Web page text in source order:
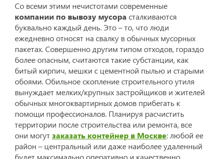
Со всеми этими нечистотами современные
компании по вывозу мусора сталкиваются
буквально каждый день. Это – то, что люди
ежедневно относят на свалку в обычных мусорных
пакетах. Совершенно другим типом отходов, гораздо
более опасным, считаются такие субстанции, как
битый кирпич, мешки с цементной пылью и старыми
обоями. Обильное скопление строительного утиля
вынуждает мелких/крупных застройщиков и жителей
обычных многоквартирных домов прибегать к
помощи профессионалов. Планируя расчистить
территории после строительства или ремонта, все
они могутзаказать контейнер в Москве: любой ее
район – центральный или даже наиболее удаленный
будет максимально оперативно и качественно